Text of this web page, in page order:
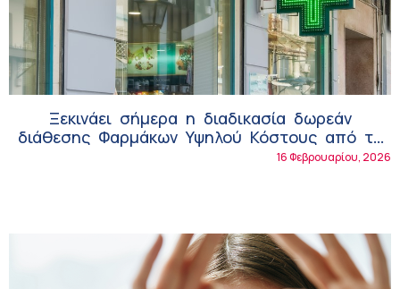
Ξεκινάει σήμερα η διαδικασία δωρεάν
διάθεσης Φαρμάκων Υψηλού Κόστους από τα
ιδιωτικά φαρμακεία – Τα βήματα που πρέπει
16 Φεβρουαρίου, 2026